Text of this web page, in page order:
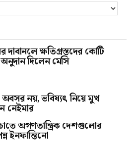
দাবানলে ক্ষতিগ্রস্তদের কোটি
দিলেন মেসি
নয়, ভবিষ্যৎ নিয়ে মুখ
নেইমার
অগণতান্ত্রিক দেশগুলোর
ইনফান্তিনো